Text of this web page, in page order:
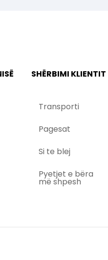
SHËRBIMI KLIENTIT
Transporti
Pagesat
Si te blej
Pyetjet e bëra
më shpesh